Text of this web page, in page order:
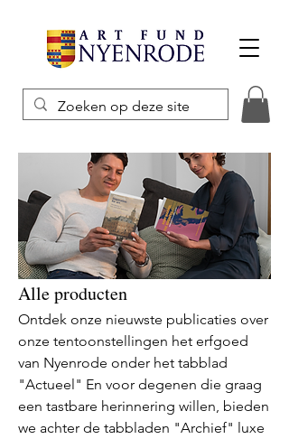
Alle producten
Ontdek onze nieuwste publicaties over
onze tentoonstellingen het erfgoed
van Nyenrode onder het tabblad
"Actueel" En voor degenen die graag
een tastbare herinnering willen, bieden
we achter de tabbladen "Archief" luxe